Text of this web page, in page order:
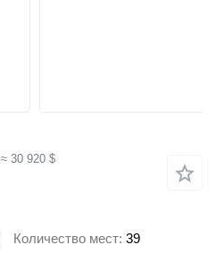
≈ 30 920 $
Количество мест 39